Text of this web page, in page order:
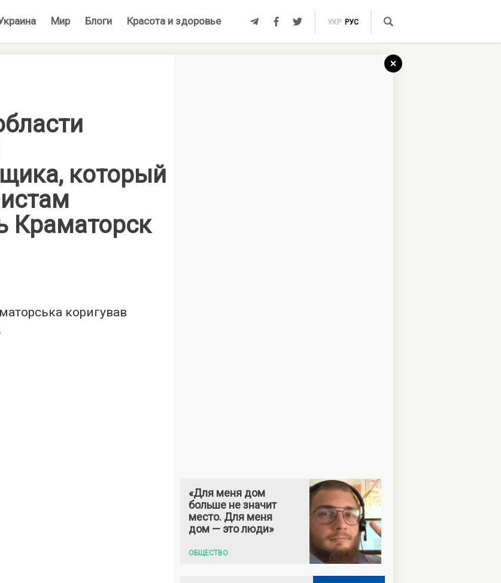
Мир Блоги Красота и здоровье УКР РУС
который
Краматорск
коригував
«Для меня дом
больше не значит
место. Для меня
дом — это люди»
ОБЩЕСТВО